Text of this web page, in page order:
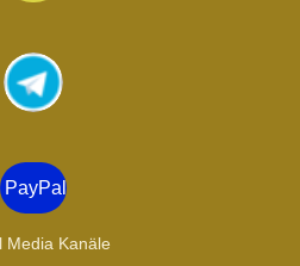
t
a
r
a
m
PayPal
Media Kanäle